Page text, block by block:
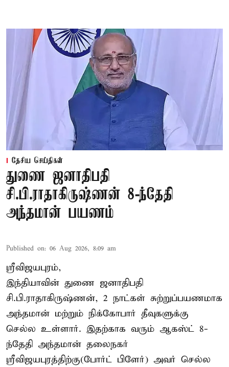
தேசிய செய்திகள்
துணை ஜனாதிபதி
சி.பி.ராதாகிருஷ்ணன் 8-ந்தேதி
அந்தமான் பயணம்
Published on: 06 Aug 2026, 8:09 am
ஸ்ரீவிஜயபுரம்,
இந்தியாவின் துணை ஜனாதிபதி
சி.பி.ராதாகிருஷ்ணன், 2 நாட்கள் சுற்றுப்பயணமாக
அந்தமான் மற்றும் நிக்கோபார் தீவுகளுக்கு
செல்ல உள்ளார். இதற்காக வரும் ஆகஸ்ட் 8-
ந்தேதி அந்தமான் தலைநகர்
ஸ்ரீவிஜயபுரத்திற்கு(போர்ட் பிளேர்) அவர் செல்ல